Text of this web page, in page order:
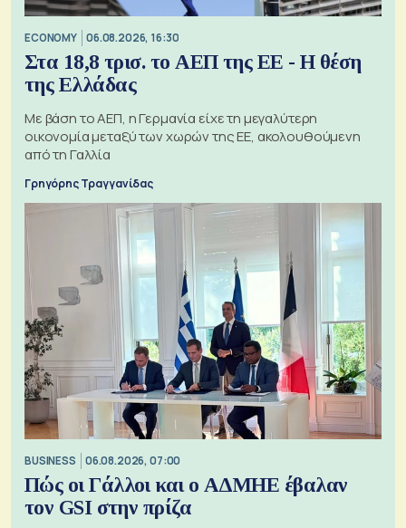
ECONOMY 06.08.2026, 16:30
Στα 18,8 τρισ. το ΑΕΠ της ΕΕ - Η θέση
της Ελλάδας
Με βάση το ΑΕΠ, η Γερμανία είχε τη μεγαλύτερη
οικονομία μεταξύ των χωρών της ΕΕ, ακολουθούμενη
από τη Γαλλία
Γρηγόρης Τραγγανίδας
BUSINESS 06.08.2026, 07:00
Πώς οι Γάλλοι και ο ΑΔΜΗΕ έβαλαν
τον GSI στην πρίζα